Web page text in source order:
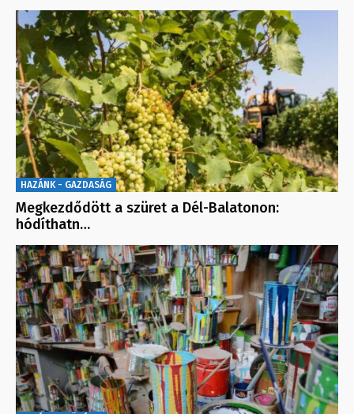
HAZÁNK - GAZDASÁG
Megkezdődött a szüret a Dél-Balatonon:
hódíthatn…